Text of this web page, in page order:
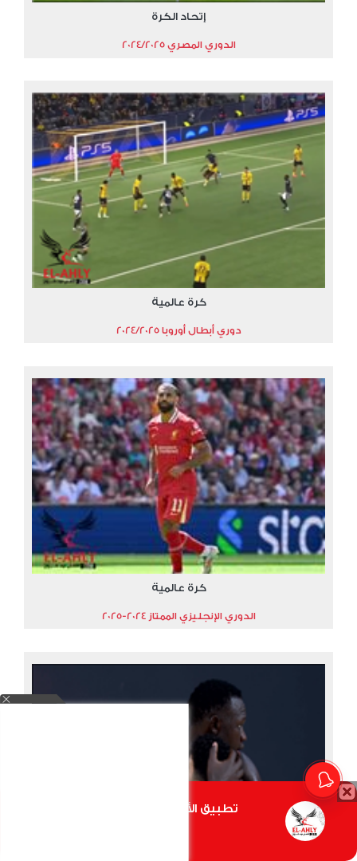
إتحاد الكرة
الدوري المصري 2024/2025
كرة عالمية
دوري أبطال أوروبا 2024/2025
كرة عالمية
الدوري الإنجليزي الممتاز 2024-2025
تطبيق الأهلي.كوم متاح الأن